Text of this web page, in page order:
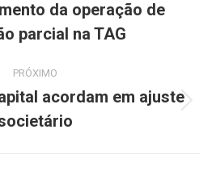
anterior:
da operação de
parcial na TAG
PRÓXIMO
post:
acordam em ajuste